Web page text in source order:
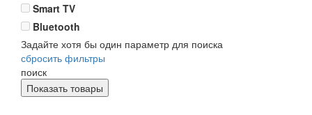
Smart TV
Bluetooth
Задайте хотя бы один параметр для поиска
сбросить фильтры
поиск